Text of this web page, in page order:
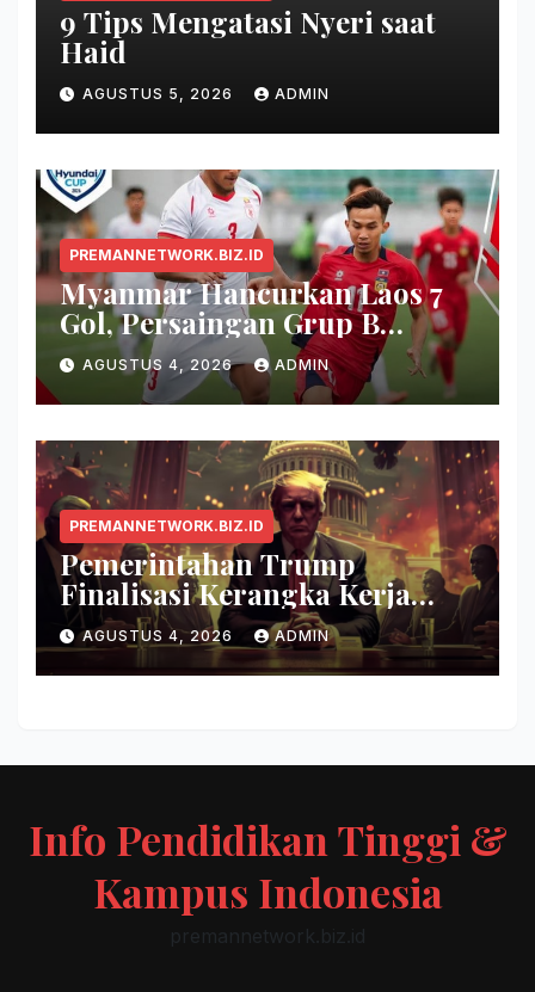
9 Tips Mengatasi Nyeri saat
Haid
AGUSTUS 5, 2026 ADMIN
PREMANNETWORK.BIZ.ID
Myanmar Hancurkan Laos 7
Gol, Persaingan Grup B
Memanas!
AGUSTUS 4, 2026 ADMIN
PREMANNETWORK.BIZ.ID
Pemerintahan Trump
Finalisasi Kerangka Kerja
Evaluasi Model AI Baru
AGUSTUS 4, 2026 ADMIN
Info Pendidikan Tinggi &
Kampus Indonesia
premannetwork.biz.id